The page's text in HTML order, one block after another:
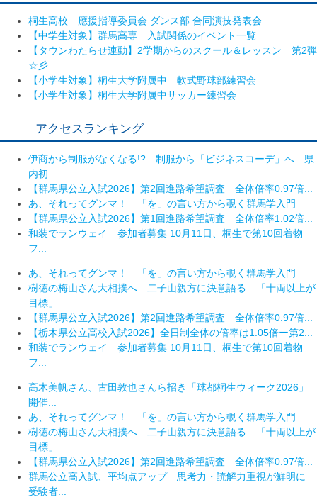
桐生高校 應援指導委員会 ダンス部 合同演技発表会
【中学生対象】群馬高専 入試関係のイベント一覧
【タウンわたらせ連動】2学期からのスクール＆レッスン 第2弾
☆彡
【小学生対象】桐生大学附属中 軟式野球部練習会
【小学生対象】桐生大学附属中サッカー練習会
アクセスランキング
伊商から制服がなくなる!? 制服から「ビジネスコーデ」へ 県
内初...
【群馬県公立入試2026】第2回進路希望調査 全体倍率0.97倍...
あ、それってグンマ！ 「を」の言い方から覗く群馬学入門
【群馬県公立入試2026】第1回進路希望調査 全体倍率1.02倍...
和装でランウェイ 参加者募集 10月11日、桐生で第10回着物
フ...
あ、それってグンマ！ 「を」の言い方から覗く群馬学入門
樹徳の梅山さん大相撲へ 二子山親方に決意語る 「十両以上が
目標」
【群馬県公立入試2026】第2回進路希望調査 全体倍率0.97倍...
【栃木県公立高校入試2026】全日制全体の倍率は1.05倍ー第2...
和装でランウェイ 参加者募集 10月11日、桐生で第10回着物
フ...
高木美帆さん、古田敦也さんら招き「球都桐生ウィーク2026」
開催...
あ、それってグンマ！ 「を」の言い方から覗く群馬学入門
樹徳の梅山さん大相撲へ 二子山親方に決意語る 「十両以上が
目標」
【群馬県公立入試2026】第2回進路希望調査 全体倍率0.97倍...
群馬公立高入試、平均点アップ 思考力・読解力重視が鮮明に
受験者...